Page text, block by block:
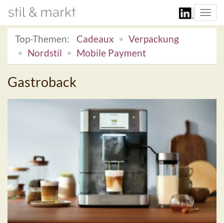
Top-Themen:
Cadeaux
Verpackung
Nordstil
Mobile Payment
Gastroback